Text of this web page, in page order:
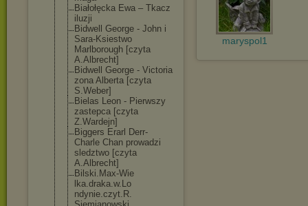
Białołęcka Ewa – Tkacz
iluzji
Bidwell George - John i
Sara-Ksiestwo
Marlborough [czyta
A.Albrecht]
Bidwell George - Victoria
zona Alberta [czyta
S.Weber]
Bielas Leon - Pierwszy
zastepca [czyta
Z.Wardejn]
Biggers Erarl Derr-
Charle Chan prowadzi
sledztwo [czyta
A.Albrecht]
Bilski.Max-Wie
lka.draka.w.Lo
ndynie.czyt.R.
maryspol1